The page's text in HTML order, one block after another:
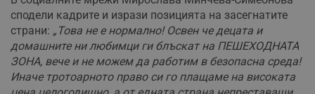
сподели кадрите и изрази позицията на засегнатите
страни: „Това не е нормално! Освен че децата и
домашните ни любимци ги блъскат на ПЕШЕХОДНАТА
ЗОНА, вече и не можем да работим в безопасна среда!
Иначе тротоарното право си го плащаме на високата